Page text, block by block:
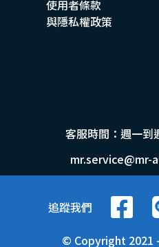
使用者條款
與隱私權政策
客服時間：週一到
mr.service@mr-
追蹤我們
© Copyright 2021